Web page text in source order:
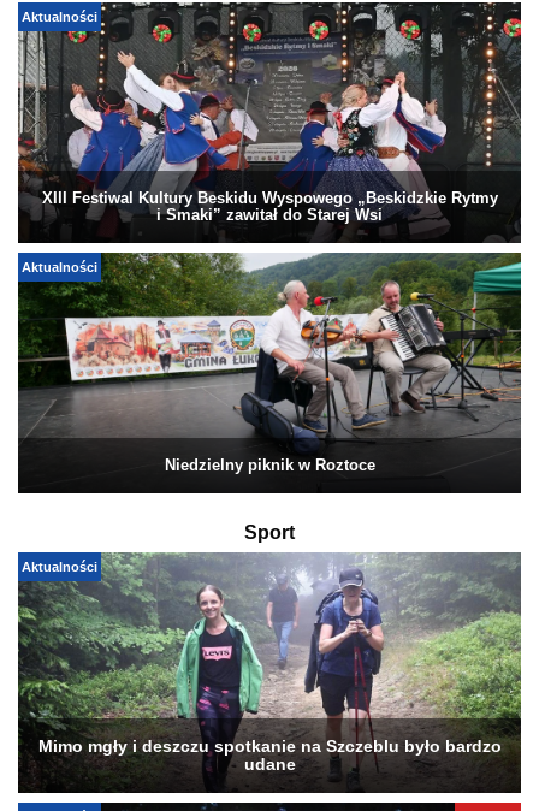
Aktualności
XIII Festiwal Kultury Beskidu Wyspowego „Beskidzkie Rytmy
i Smaki” zawitał do Starej Wsi
Aktualności
Niedzielny piknik w Roztoce
Sport
Aktualności
Mimo mgły i deszczu spotkanie na Szczeblu było bardzo
udane